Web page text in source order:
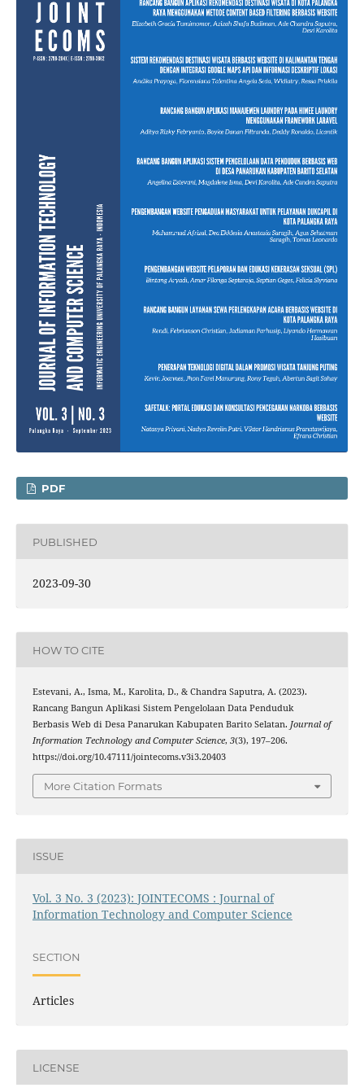
PDF
PUBLISHED
2023-09-30
HOW TO CITE
Estevani, A., Isma, M., Karolita, D., & Chandra Saputra, A. (2023).
Rancang Bangun Aplikasi Sistem Pengelolaan Data Penduduk
Berbasis Web di Desa Panarukan Kabupaten Barito Selatan. Journal of
Information Technology and Computer Science, 3(3), 197–206.
https://doi.org/10.47111/jointecoms.v3i3.20403
More Citation Formats
ISSUE
Vol. 3 No. 3 (2023): JOINTECOMS : Journal of
Information Technology and Computer Science
SECTION
Articles
LICENSE